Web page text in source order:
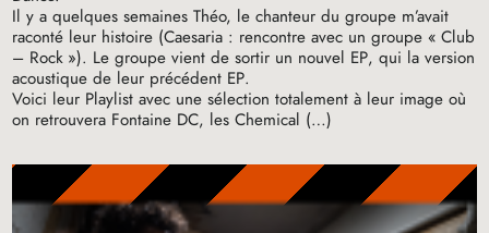
Il y a quelques semaines Théo, le chanteur du groupe m’avait
raconté leur histoire (Caesaria : rencontre avec un groupe « Club
– Rock »). Le groupe vient de sortir un nouvel EP, qui la version
acoustique de leur précédent EP.
Voici leur Playlist avec une sélection totalement à leur image où
on retrouvera Fontaine DC, les Chemical (…)